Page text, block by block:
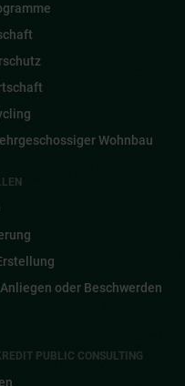
Wohnbau
oder Beschwerden
PUBLIC CONSULTING